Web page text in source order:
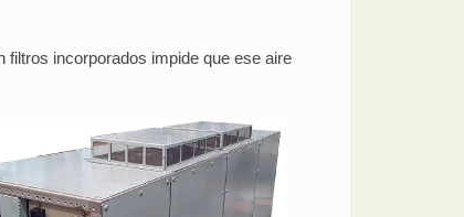
incorporados impide que ese aire